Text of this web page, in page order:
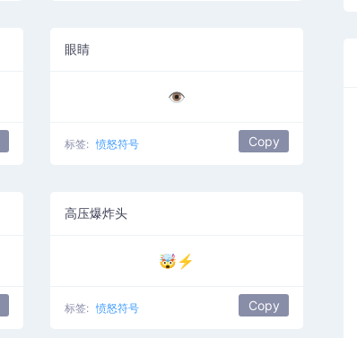
眼睛
👁️
标签: 愤怒符号 Copy
高压爆炸头
🤯⚡
标签: 愤怒符号 Copy